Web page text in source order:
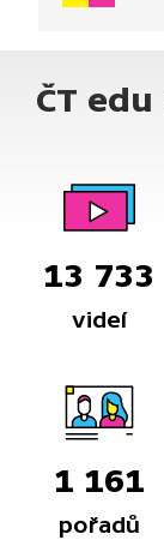
štětec a
ČT
13 733
videí
1 161
pořadů